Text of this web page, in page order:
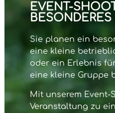
EVENT-
Sie planen ein
eine kleine
oder ein Erlebnis
eine kleine Gruppe
Mit unserem Event-
Veranstaltung zu